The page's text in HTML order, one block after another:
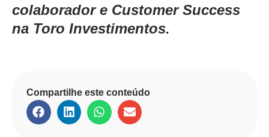
colaborador e Customer Success
na Toro Investimentos.
Compartilhe este conteúdo